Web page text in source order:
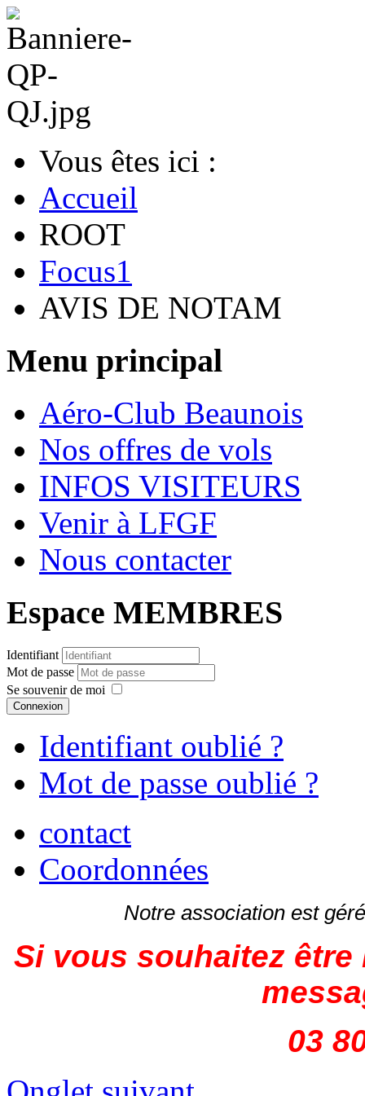
Vous êtes ici :
Accueil
ROOT
Focus1
AVIS DE NOTAM
Menu principal
Aéro-Club Beaunois
Nos offres de vols
INFOS VISITEURS
Venir à LFGF
Nous contacter
Espace MEMBRES
Identifiant
Mot de passe
Se souvenir de moi
Connexion
Identifiant oublié ?
Mot de passe oublié ?
contact
Coordonnées
Notre association est
Si vous souhaitez
03